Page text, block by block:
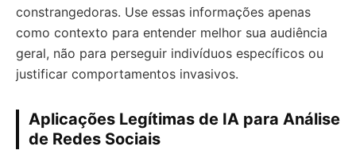
constrangedoras. Use essas informações apenas
como contexto para entender melhor sua audiência
geral, não para perseguir indivíduos específicos ou
justificar comportamentos invasivos.
Aplicações Legítimas de IA para Análise
de Redes Sociais